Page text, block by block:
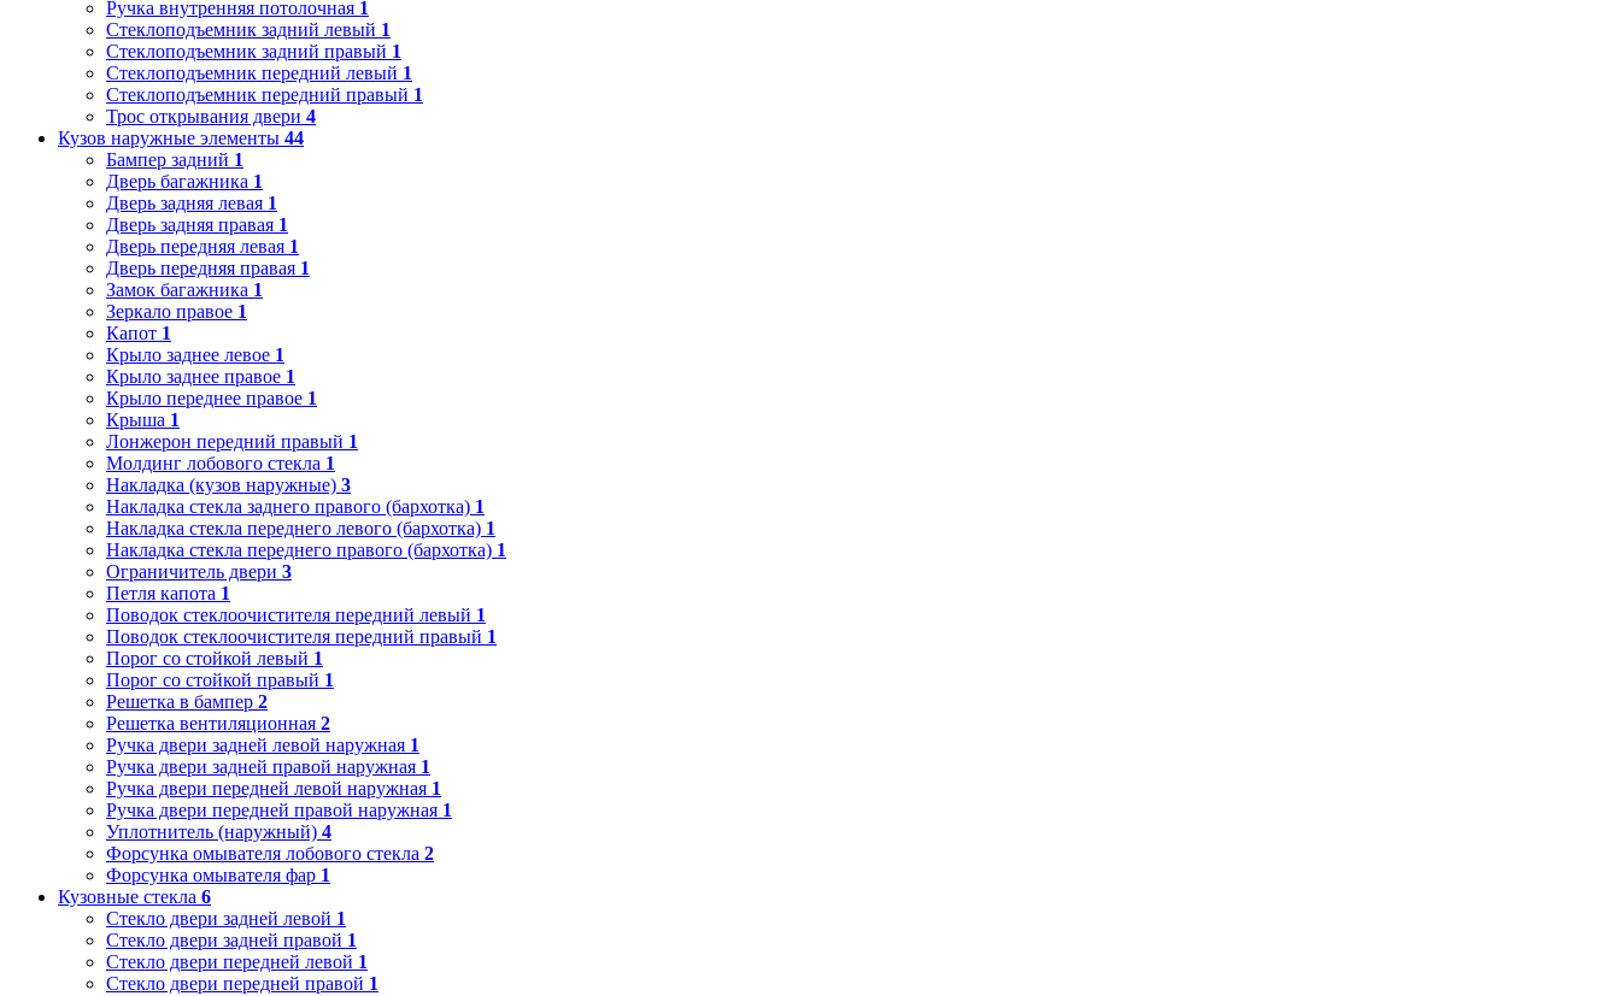
Ручка внутренняя потолочная 1
Стеклоподъемник задний левый 1
Стеклоподъемник задний правый 1
Стеклоподъемник передний левый 1
Стеклоподъемник передний правый 1
Трос открывания двери 4
Кузов наружные элементы 44
Бампер задний 1
Дверь багажника 1
Дверь задняя левая 1
Дверь задняя правая 1
Дверь передняя левая 1
Дверь передняя правая 1
Замок багажника 1
Зеркало правое 1
Капот 1
Крыло заднее левое 1
Крыло заднее правое 1
Крыло переднее правое 1
Крыша 1
Лонжерон передний правый 1
Молдинг лобового стекла 1
Накладка (кузов наружные) 3
Накладка стекла заднего правого (бархотка) 1
Накладка стекла переднего левого (бархотка) 1
Накладка стекла переднего правого (бархотка) 1
Ограничитель двери 3
Петля капота 1
Поводок стеклоочистителя передний левый 1
Поводок стеклоочистителя передний правый 1
Порог со стойкой левый 1
Порог со стойкой правый 1
Решетка в бампер 2
Решетка вентиляционная 2
Ручка двери задней левой наружная 1
Ручка двери задней правой наружная 1
Ручка двери передней левой наружная 1
Ручка двери передней правой наружная 1
Уплотнитель (наружный) 4
Форсунка омывателя лобового стекла 2
Форсунка омывателя фар 1
Кузовные стекла 6
Стекло двери задней левой 1
Стекло двери задней правой 1
Стекло двери передней левой 1
Стекло двери передней правой 1